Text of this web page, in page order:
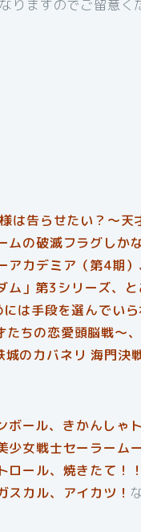
りますのでご留意く
は告らせたい？〜天
の破滅フラグしか
カデミア（第4期）
」第3シリーズ、
は手段を選んでい
ちの恋愛頭脳戦〜
城のカバネリ 海門決
ール、きかんしゃ
女戦士セーラーム
ロール、焼きたて！
カル、アイカツ！